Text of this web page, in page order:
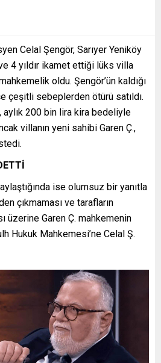
Celal Şengör, Sarıyer Yeniköy
4 yıldır ikamet ettiği lüks villa
oldu. Şengör’ün kaldığı
çeşitli sebeplerden ötürü satıldı.
aylık 200 bin lira kira bedeliyle
villanın yeni sahibi Garen Ç.,
ise olumsuz bir yanıtla
çıkmaması ve tarafların
üzerine Garen Ç. mahkemenin
Hukuk Mahkemesi’ne Celal Ş.